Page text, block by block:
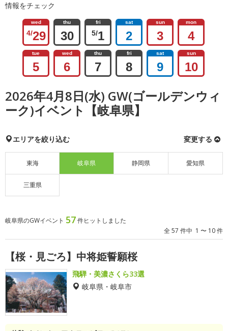
情報をチェック
wed
4/29
thu
30
fri
5/1
sat
2
sun
3
mon
4
tue
5
wed
6
thu
7
fri
8
sat
9
sun
10
2026年4月8日(水) GW(ゴールデンウィ
ーク)イベント【岐阜県】
エリアを絞り込む 変更する
東海 岐阜県 静岡県 愛知県
三重県
岐阜県のGWイベント 57件ヒットしました
全 57 件中 1 〜 10 件
【桜・見ごろ】中将姫誓願桜
飛騨・美濃さくら33選
岐阜県・岐阜市